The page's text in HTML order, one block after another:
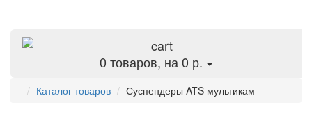
0 товаров, на 0 р.
Каталог товаров Суспендеры ATS мультикам